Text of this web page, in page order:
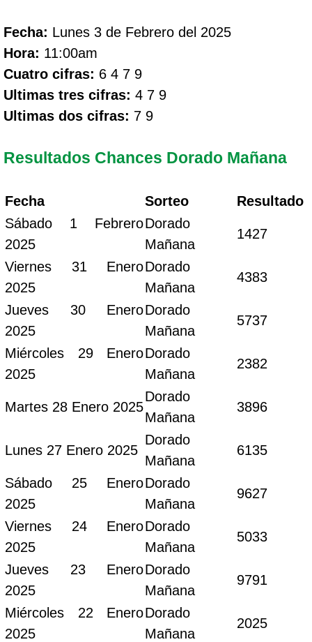
Fecha: Lunes 3 de Febrero del 2025
Hora: 11:00am
Cuatro cifras: 6 4 7 9
Ultimas tres cifras: 4 7 9
Ultimas dos cifras: 7 9
Resultados Chances Dorado Mañana
Fecha Sorteo
Resultado
Sábado 1 Febrero
2025
Dorado
Mañana
1427
Viernes 31 Enero
2025
Dorado
Mañana
4383
Jueves 30 Enero
2025
Dorado
Mañana
5737
Miércoles 29 Enero
2025
Dorado
Mañana
2382
Martes 28 Enero 2025
Dorado
Mañana
3896
Lunes 27 Enero 2025
Dorado
Mañana
6135
Sábado 25 Enero
2025
Dorado
Mañana
9627
Viernes 24 Enero
2025
Dorado
Mañana
5033
Jueves 23 Enero
2025
Dorado
Mañana
9791
Miércoles 22 Enero
2025
Dorado
Mañana
2025